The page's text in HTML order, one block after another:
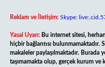
Reklam ve İletişim: Skype:
Yasal Uyarı: Bu internet sitesi,
hiçbir bağlantısı bulunmamaktadır.
makaleler paylaşılmaktadır. Burada
taşımamakta olup, gerçek kurum ve